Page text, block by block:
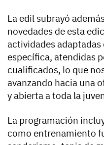
La edil subrayó
novedades de esta
actividades
específica, atendidas
cualificados, lo que
avanzando hacia una
y abierta a toda la
La programación
como entrenamiento